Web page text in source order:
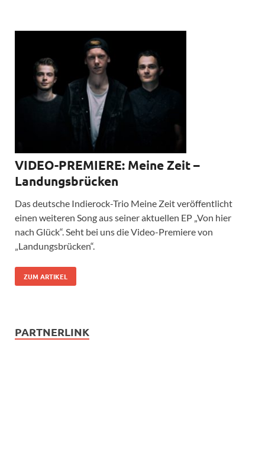
VIDEO-PREMIERE: Meine Zeit –
Landungsbrücken
Das deutsche Indierock-Trio Meine Zeit veröffentlicht
einen weiteren Song aus seiner aktuellen EP „Von hier
nach Glück“. Seht bei uns die Video-Premiere von
„Landungsbrücken“.
ZUM ARTIKEL
PARTNERLINK